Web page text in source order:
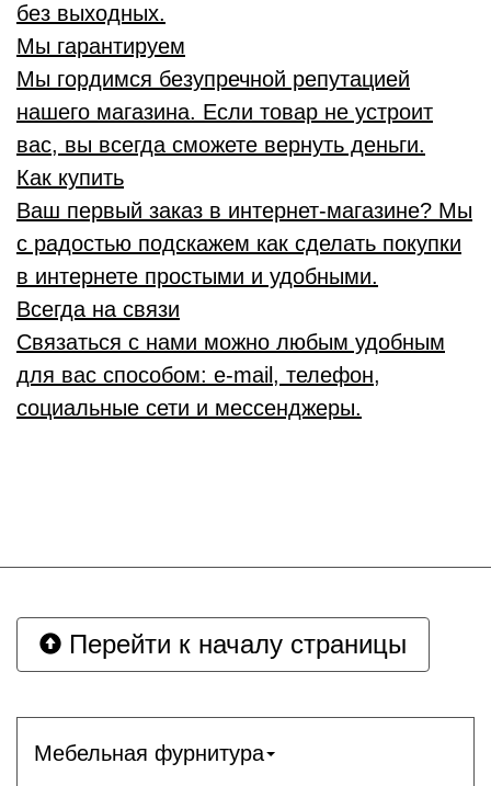
без выходных.
Мы гарантируем
Мы гордимся безупречной репутацией
нашего магазина. Если товар не устроит
вас, вы всегда сможете вернуть деньги.
Как купить
Ваш первый заказ в интернет-магазине? Мы
с радостью подскажем как сделать покупки
в интернете простыми и удобными.
Всегда на связи
Связаться с нами можно любым удобным
для вас способом: e-mail, телефон,
социальные сети и мессенджеры.
Перейти к началу страницы
Мебельная фурнитура